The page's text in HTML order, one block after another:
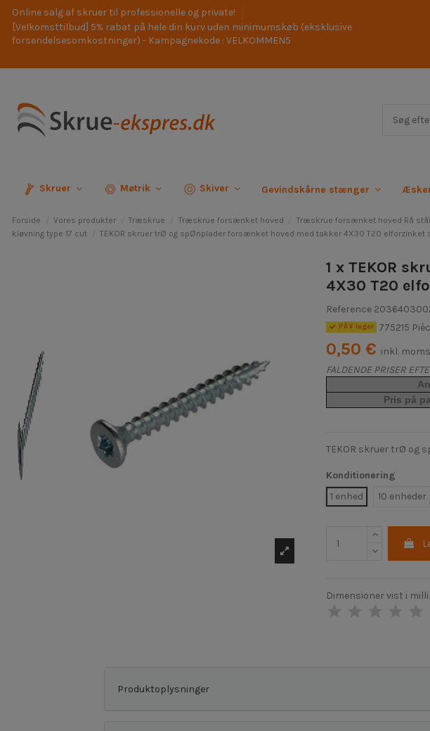
Online salg af skruer til professionelle og private!
[Velkomsttilbud] 5% rabat på hele din kurv uden minimumskøb (eksklusive
forsendelsesomkostninger) - Kampagnekode : VELKOMMEN5
Skruer Møtrik Skiver Gevindskårne stænger
Forside Vores produkter Træskrue Træskrue forsænket hoved Træskrue forsænket hoved Rå stål
kløvning type 17 cut
TEKOR skruer trØ og spØnplader forsænket hoved med takker 4X30 T20 elforzinket
1 x TEKOR
4X30 T20
Reference
PÃ¥ lager 775215
0,50 € inkl. moms
FALDENDE PRISER
Pris på
TEKOR skruer trØ og
Konditionering
1 enhed
10 enheder
Dimensioner vist i
Produktoplysninger